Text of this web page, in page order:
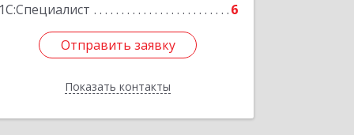
1С:Специалист
6
Отправить заявку
Показать контакты
Отправить заявку
Назад